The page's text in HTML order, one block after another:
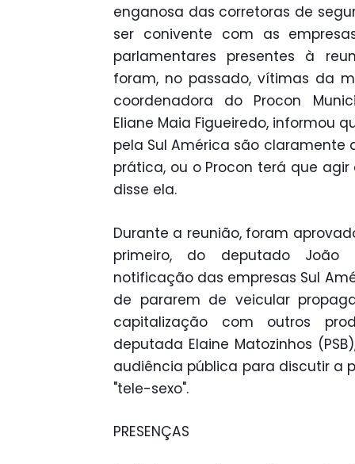
enganosa das corretoras de
ser conivente com as
parlamentares presentes à
foram, no passado, vítimas da
coordenadora do Procon
Eliane Maia Figueiredo, informou
pela Sul América são claramente
prática, ou o Procon terá que agir
disse ela.
Durante a reunião, foram
primeiro, do deputado João
notificação das empresas Sul
de pararem de veicular
capitalização com outros
deputada Elaine Matozinhos
audiência pública para discutir a
"tele-sexo".
PRESENÇAS